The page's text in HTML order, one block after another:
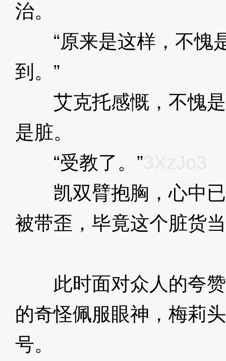
治。
“原来是这样，不愧
到。”
艾克托感慨，不愧是
是脏。
“受教了。”
凯双臂抱胸，心中已
被带歪，毕竟这个脏货
此时面对众人的夸赞
的奇怪佩服眼神，梅莉
号。